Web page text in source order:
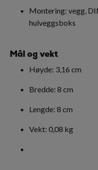
Montering: vegg,
hulveggsboks
Mål og vekt
Høyde: 3,16 cm
Bredde: 8 cm
Lengde: 8 cm
Vekt: 0,08 kg